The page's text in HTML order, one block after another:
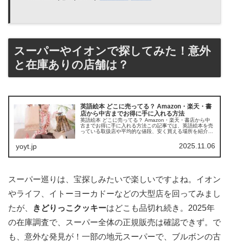
スーパーやイオンで探してみた！意外
と在庫ありの店舗は？
英語絵本 どこに売ってる？ Amazon・楽天・書
店から中古までお得に手に入れる方法
英語絵本 どこに売ってる？ Amazon・楽天・書店から中
古までお得に手に入れる方法この記事では、英語絵本を売
っている取扱店や平均的な値段、安く買える場所を紹介し
yoyt.jp 2025.11.06
スーパー巡りは、宝探しみたいで楽しいですよね。イオン
やライフ、イトーヨーカドーなどの大型店を回ってみまし
たが、
きどりっこクッキーはどこも品切れ続き。2025年
の在庫調査で、スーパー全体の正規販売は確認できず。で
も、意外な発見が！一部の地元スーパーで、ブルボンの古